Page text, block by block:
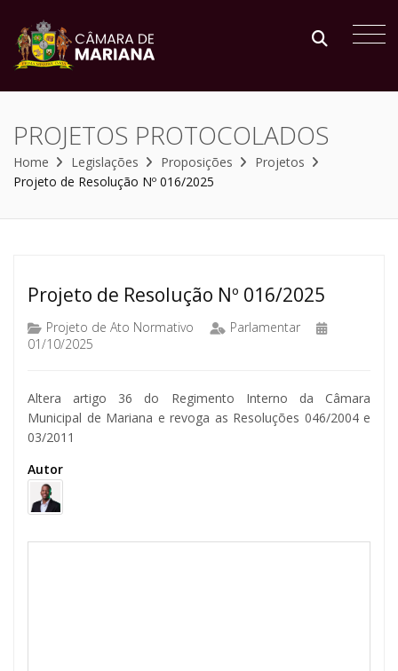
PROJETOS PROTOCOLADOS
Home Legislações Proposições
Projetos
Projeto de Resolução Nº 016/2025
Projeto de Resolução Nº 016/2025
Projeto de Ato Normativo
Parlamentar
01/10/2025
Altera artigo 36 do Regimento Interno da Câmara
Municipal de Mariana e revoga as Resoluções 046/2004 e
03/2011
Autor